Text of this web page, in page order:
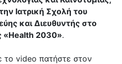
Ιατρική Σχολή του
και Διευθυντής στο
«Health 2030».
το video πατήστε στον